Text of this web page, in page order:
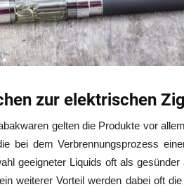
zur elektrischen
gelten die Produkte vor
bei dem Verbrennungsprozess
geeigneter Liquids oft als
weiterer Vorteil werden dabei oft